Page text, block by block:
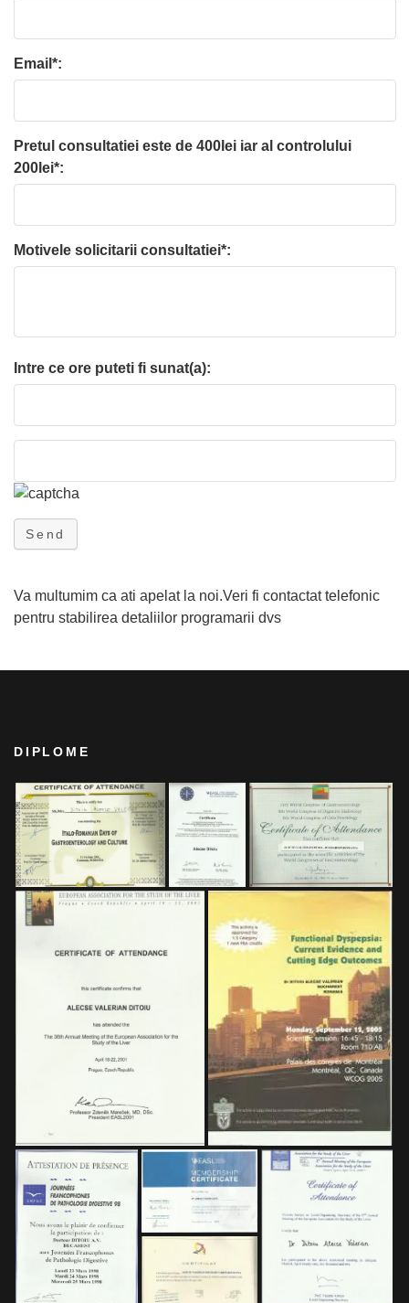
Email*:
Pretul consultatiei este de 400lei iar al controlului
200lei*:
Motivele solicitarii consultatiei*:
Intre ce ore puteti fi sunat(a):
Send
Va multumim ca ati apelat la noi.Veri fi contactat telefonic
pentru stabilirea detaliilor programarii dvs
DIPLOME